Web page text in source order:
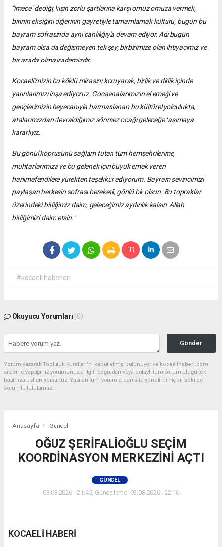
"imece" dediği; kışın zorlu şartlarına karşı omuz omuza vermek,
birinin eksiğini diğerinin gayretiyle tamamlamak kültürü, bugün bu
bayram sofrasında aynı canlılığıyla devam ediyor. Adı bugün
bayram olsa da değişmeyen tek şey; birbirimize olan ihtiyacımız ve
bir arada olma irademizdir.
Kocaeli’mizin bu köklü mirasını koruyarak, birlik ve dirlik içinde
yarınlarımızı inşa ediyoruz. Gocaanalarımızın el emeği ve
gençlerimizin heyecanıyla harmanlanan bu kültürel yolculukta,
atalarımızdan devraldığımız sönmez ocağı geleceğe taşımaya
kararlıyız.
Bu gönül köprüsünü sağlam tutan tüm hemşehrilerime,
muhtarlarımıza ve bu gelenek için büyük emek veren
hanımefendilere yürekten teşekkür ediyorum. Bayram sevincimizi
paylaşan herkesin sofrası bereketli, gönlü bir olsun. Bu topraklar
üzerindeki birliğimiz daim, geleceğimiz aydınlık kalsın. Allah
birliğimizi daim etsin."
#kocaeli haberleri
Okuyucu Yorumları (0)
Gönder
Yorum yazarak Topluluk Kuralları’nı kabul etmiş bulunuyor ve kocaelihaberi.com
sitesine yaptığınız yorumunuzla ilgili doğrudan veya dolaylı tüm sorumluluğu tek
başınıza üstleniyorsunuz. Yazılan tüm yorumlardan site yönetimi hiçbir şekilde
sorumlu tutulamaz.
Anasayfa Güncel
OĞUZ ŞERİFALİOĞLU SEÇİM
KOORDİNASYON MERKEZİNİ AÇTI
GÜNCEL
03.08.2026 - 21:45, Güncelleme: 03.08.2026 - 22:16
KOCAELİ HABERİ